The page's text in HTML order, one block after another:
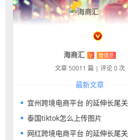
海商汇 V 管理员
文章 50011 篇 | 评论 0 次
最新文章
宜州跨境电商平台 的延伸长尾关键词有什么
泰国tiktok怎么上传图片
网红跨境电商平台 的延伸长尾关键词有什么